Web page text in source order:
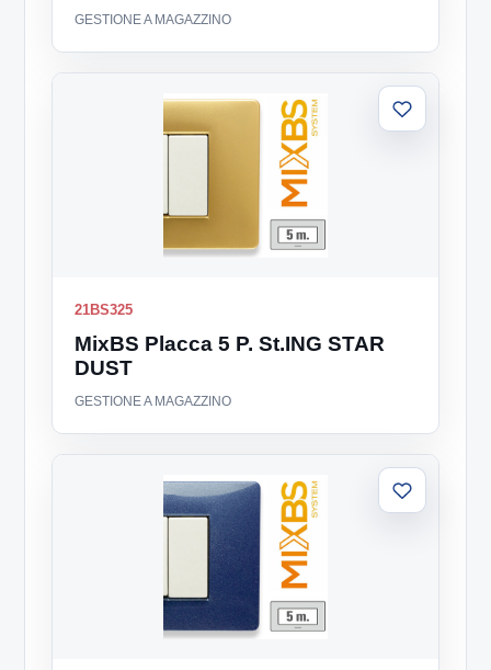
GESTIONE A MAGAZZINO
21BS325
MixBS Placca 5 P. St.ING STAR
DUST
GESTIONE A MAGAZZINO
Aggiungi
alla
Aggiungi
alla